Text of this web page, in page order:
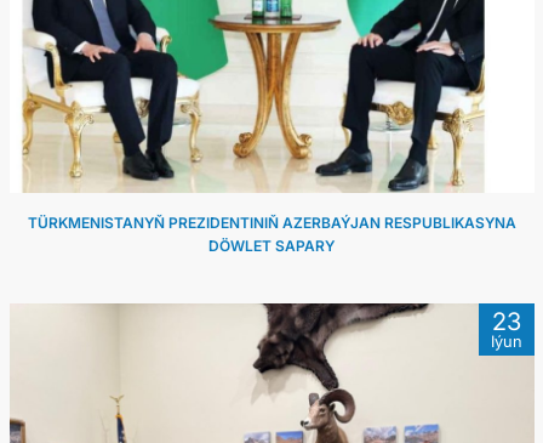
TÜRKMENISTANYŇ PREZIDENTINIŇ AZERBAÝJAN RESPUBLIKASYNA
DÖWLET SAPARY
23
Iýun